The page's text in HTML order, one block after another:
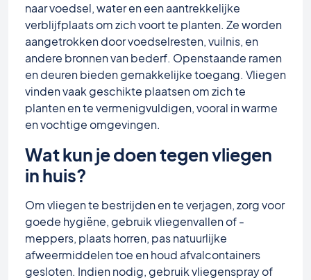
naar voedsel, water en een aantrekkelijke
verblijfplaats om zich voort te planten. Ze worden
aangetrokken door voedselresten, vuilnis, en
andere bronnen van bederf. Openstaande ramen
en deuren bieden gemakkelijke toegang. Vliegen
vinden vaak geschikte plaatsen om zich te
planten en te vermenigvuldigen, vooral in warme
en vochtige omgevingen.
Wat kun je doen tegen vliegen
in huis?
Om vliegen te bestrijden en te verjagen, zorg voor
goede hygiëne, gebruik vliegenvallen of -
meppers, plaats horren, pas natuurlijke
afweermiddelen toe en houd afvalcontainers
gesloten. Indien nodig, gebruik vliegenspray of